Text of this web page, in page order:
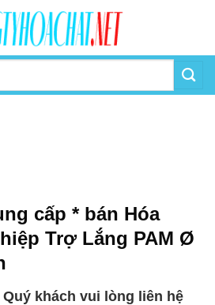
cấp * bán Hóa
Trợ Lắng PAM Ø
khách vui lòng liên hệ